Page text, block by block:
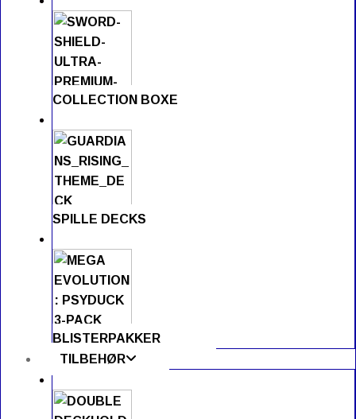
COLLECTION BOXE
SPILLE DECKS
BLISTERPAKKER
TILBEHØR